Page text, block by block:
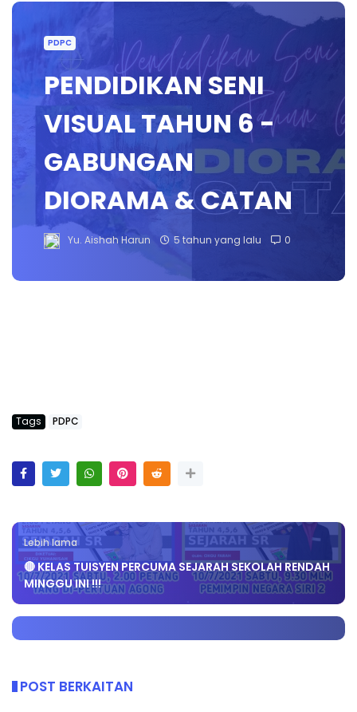
PDPC
PENDIDIKAN SENI
VISUAL TAHUN 6 -
GABUNGAN
DIORAMA & CATAN
Yu. Aishah Harun 5 tahun yang lalu 0
Tags PDPC
Lebih lama
🔴 KELAS TUISYEN PERCUMA SEJARAH SEKOLAH RENDAH
MINGGU INI !!!
POST BERKAITAN